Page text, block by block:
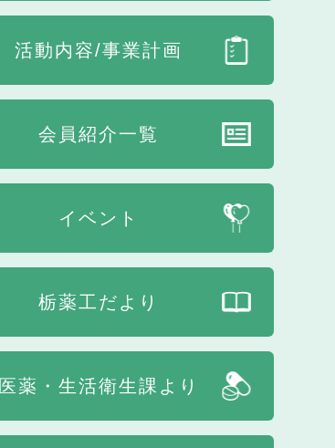
活動内容/事業計画
会員紹介一覧
イベント
栃薬工だより
医薬・生活衛生課より